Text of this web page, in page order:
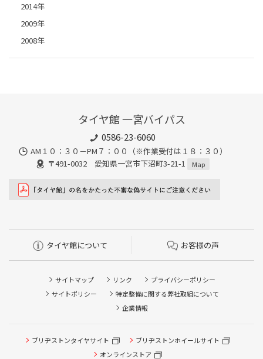
2014年
2009年
2008年
タイヤ館 一宮バイパス
0586-23-6060
AM１０：３０－PM７：００（※作業受付は１８：３０）
〒491-0032 愛知県一宮市下沼町3-21-1
Map
タイヤ館について お客様の声
サイトマップ リンク
プライバシーポリシー
サイトポリシー
特定整備に関する弊社取組について
企業情報
ブリヂストンタイヤサイト
ブリヂストンホイールサイト
オンラインストア
タイヤ点検・安全点検/タイヤ履き替え/オイル交換/その他
ピット作業の予約